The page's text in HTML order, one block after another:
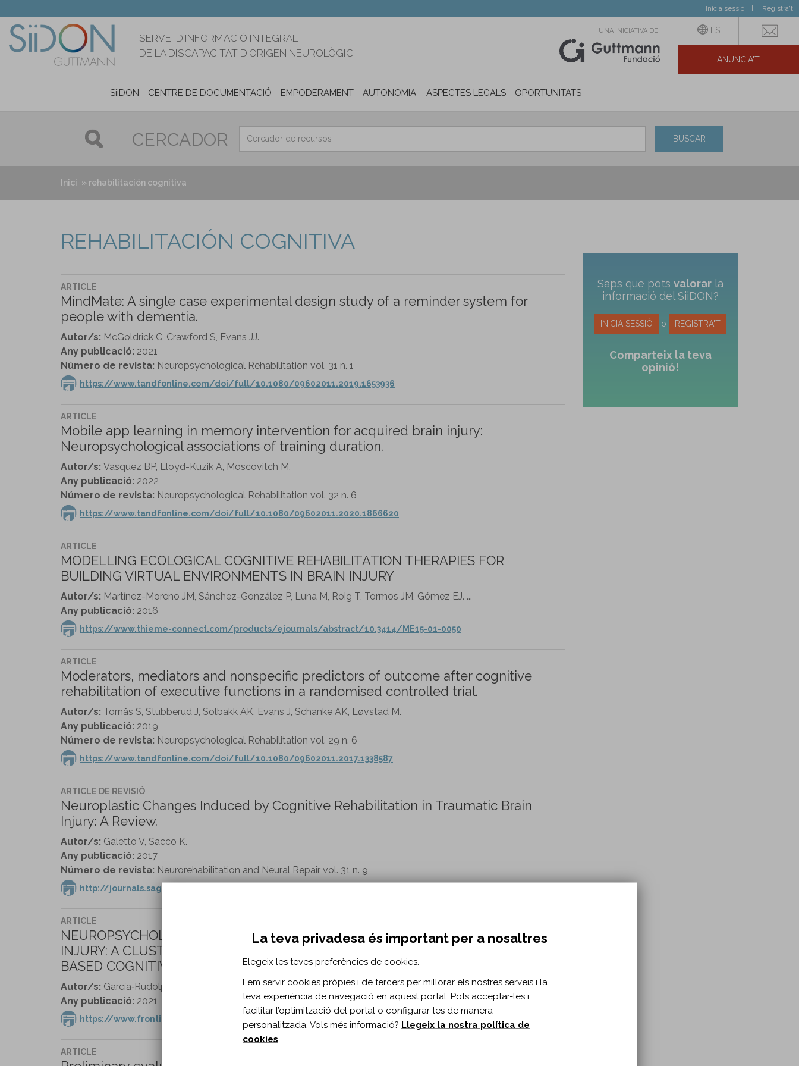
contingut
Inicia sessió Registra't
SERVEI D'INFORMACIÓ INTEGRAL
DE LA DISCAPACITAT D'ORIGEN NEUROLÒGIC
UNA INICIATIVA DE: ES
ANUNCIA'T
SiiDON CENTRE DE DOCUMENTACIÓ EMPODERAMENT AUTONOMIA PERSONAL I INCLUSIÓ SOCIAL
ASPECTES LEGALS OPORTUNITATS
CERCADOR BUSCAR
Inici rehabilitación cognitiva
REHABILITACIÓN COGNITIVA
ARTICLE
MindMate: A single case experimental design study of a reminder system for
people with dementia.
Autor/s: McGoldrick C, Crawford S, Evans JJ.
Any publicació: 2021
Número de revista: Neuropsychological Rehabilitation vol. 31 n. 1
https://www.tandfonline.com/doi/full/10.1080/09602011.2019.1653936
ARTICLE
Mobile app learning in memory intervention for acquired brain injury:
Neuropsychological associations of training duration.
Autor/s: Vasquez BP, Lloyd-Kuzik A, Moscovitch M.
Any publicació: 2022
Número de revista: Neuropsychological Rehabilitation vol. 32 n. 6
https://www.tandfonline.com/doi/full/10.1080/09602011.2020.1866620
ARTICLE
MODELLING ECOLOGICAL COGNITIVE REHABILITATION THERAPIES FOR
BUILDING VIRTUAL ENVIRONMENTS IN BRAIN INJURY
Autor/s: Martínez-Moreno JM, Sánchez-González P, Luna M, Roig T, Tormos JM, Gómez EJ. ...
Any publicació: 2016
https://www.thieme-connect.com/products/ejournals/abstract/10.3414/ME15-01-0050
ARTICLE
Moderators, mediators and nonspecific predictors of outcome after cognitive
rehabilitation of executive functions in a randomised controlled trial.
Autor/s: Tornås S, Stubberud J, Solbakk AK, Evans J, Schanke AK, Løvstad M.
Any publicació: 2019
Número de revista: Neuropsychological Rehabilitation vol. 29 n. 6
https://www.tandfonline.com/doi/full/10.1080/09602011.2017.1338587
ARTICLE DE REVISIÓ
Neuroplastic Changes Induced by Cognitive Rehabilitation in Traumatic Brain
Injury: A Review.
Autor/s: Galetto V, Sacco K.
Any publicació: 2017
Número de revista: Neurorehabilitation and Neural Repair vol. 31 n. 9
http://journals.sagepub.com/doi/full/10.1177/1545968317723748
ARTICLE
NEUROPSYCHOLOGICAL ASSESSMENTS OF PATIENTS WITH ACQUIRED BRAIN
INJURY: A CLUSTER ANALYSIS APPROACH TO ADDRESS HETEROGENEITY IN WEB‐
BASED COGNITIVE REHABILITATION
Autor/s: García‐Rudolph A, García‐Molina A, Opisso E, Tormos JM, Madai VI, Frey D, Bernabeu M.
Any publicació: 2021
https://www.frontiersin.org/articles/10.3389/fneur.2021.701946/full
ARTICLE
Saps que pots valorarla
informació del SiiDON?
INICIA SESSIÓ o REGISTRA'T
Comparteix la teva
opinió!
La teva privadesa és important per a nosaltres
Elegeix les teves preferències de cookies.
Fem servir cookies pròpies i de tercers per millorar els nostres serveis i la
teva experiència de navegació en aquest portal. Pots acceptar-les i
facilitar l’optimització del portal o configurar-les de manera
personalitzada. Vols més informació? Llegeix la nostra política de
cookies